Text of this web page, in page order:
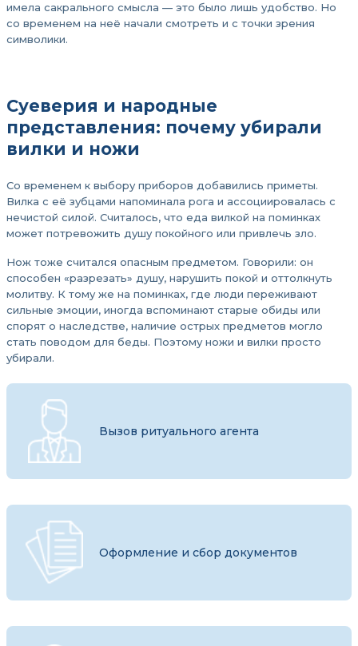
имела сакрального смысла — это было лишь удобство. Но
со временем на неё начали смотреть и с точки зрения
символики.
Суеверия и народные
представления: почему убирали
вилки и ножи
Со временем к выбору приборов добавились приметы.
Вилка с её зубцами напоминала рога и ассоциировалась с
нечистой силой. Считалось, что еда вилкой на поминках
может потревожить душу покойного или привлечь зло.
Нож тоже считался опасным предметом. Говорили: он
способен «разрезать» душу, нарушить покой и оттолкнуть
молитву. К тому же на поминках, где люди переживают
сильные эмоции, иногда вспоминают старые обиды или
спорят о наследстве, наличие острых предметов могло
стать поводом для беды. Поэтому ножи и вилки просто
убирали.
Вызов ритуального агента
Оформление и сбор документов